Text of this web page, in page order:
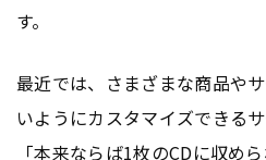
す。
最近では、さまざまな商品や
いようにカスタマイズできる
「本来ならば1枚のCDに収め